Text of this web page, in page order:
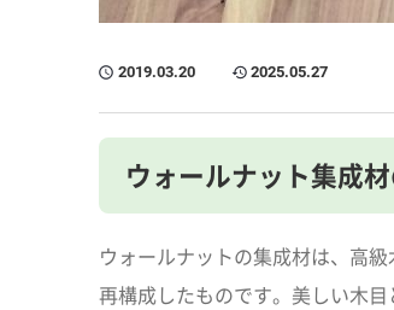
2019.03.20 2025.05.27
ウォールナット集成
ウォールナットの集成材は、高
再構成したものです。美しい木